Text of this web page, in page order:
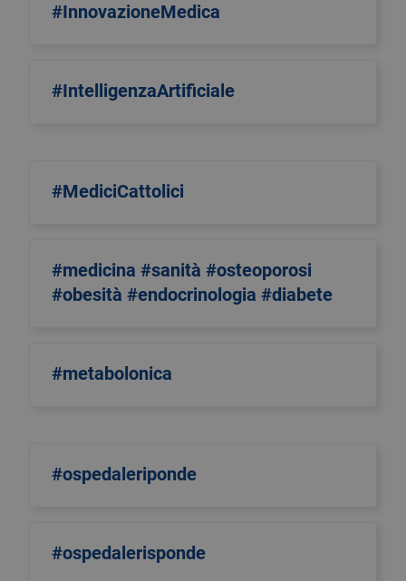
#InnovazioneMedica
#IntelligenzaArtificiale
#MediciCattolici
#medicina #sanità #osteoporosi
#obesità #endocrinologia #diabete
#metabolonica
#ospedaleriponde
#ospedalerisponde